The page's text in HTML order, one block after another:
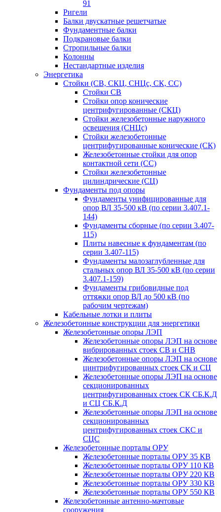
91
Ригели
Балки двускатные решетчатые
Фундаментные балки
Подкрановые балки
Стропильные балки
Колонны
Нестандартные изделия
Энергетика
Стойки (СВ, СКЦ, СНЦс, СК, СС)
Стойки СВ
Стойки опор конические
центрифугированные (СКЦ)
Стойки железобетонные наружного
освещения (СНЦс)
Стойки железобетонные
центрифугированные конические (СК)
Железобетонные стойки для опор
контактной сети (СС)
Стойки железобетонные
цилиндрические (СЦ)
Фундаменты под опоры
Фундаменты унифицированные для
опор ВЛ 35-500 кВ (по серии 3.407.1-
144)
Фундаменты сборные (по серии 3.407-
115)
Плиты навесные к фундаментам (по
серии 3.407-115)
Фундаменты малозаглубленные для
стальных опор ВЛ 35-500 кВ (по серии
3.407.1-159)
Фундаменты грибовидные под
оттяжки опор ВЛ до 500 кВ (по
рабочим чертежам)
Кабельные лотки и плиты
Железобетонные конструкции для энергетики
Железобетонные опоры ЛЭП
Железобетонные опоры ЛЭП на основе
вибрированных стоек СВ и СНВ
Железобетонные опоры ЛЭП на основе
цинтрифугированных стоек СК и СЦ
Железобетонные опоры ЛЭП на основе
секционированных
центрифугированных стоек СК СБ.К.Д
и СЦ СБ.К.Д
Железобетонные опоры ЛЭП на основе
секционированных
центрифугированных стоек СКС и
СЦС
Железобетонные порталы ОРУ
Железобетонные порталы ОРУ 35 КВ
Железобетонные порталы ОРУ 110 КВ
Железобетонные порталы ОРУ 220 КВ
Железобетонные порталы ОРУ 330 КВ
Железобетонные порталы ОРУ 550 КВ
Железобетонные антенно-мачтовые
сооружения